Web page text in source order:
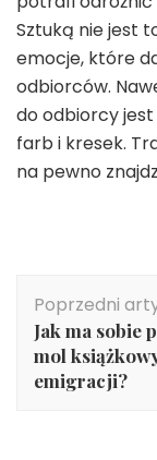
Sztuką nie jest
emocje, które
odbiorców.
do odbiorcy
farb i kresek.
na pewno
wpisu
Poprzedni
Jak ma sobie
mol
emigracji?